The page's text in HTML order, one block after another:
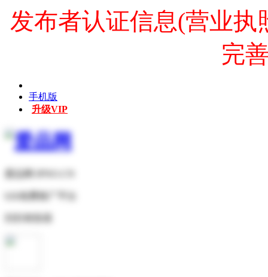
发布者认证信息(营业
完
手机版
升级VIP